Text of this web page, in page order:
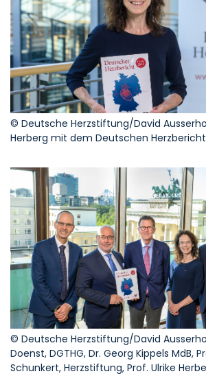
© Deutsche Herzstiftung/David
Herberg mit dem Deutschen
© Deutsche Herzstiftung/David
Doenst, DGTHG, Dr. Georg Kippels MdB,
Schunkert, Herzstiftung, Prof. Ulrike